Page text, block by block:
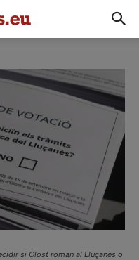
si Olost roman al Lluçanès o